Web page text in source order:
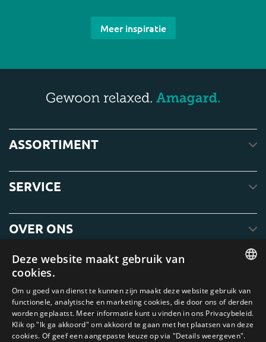
Meer inspiratie
ASSORTIMENT
SERVICE
OVER ONS
DUTCH
GERMAN
Deze website maakt gebruik van
cookies.
Om u goed van dienst te kunnen zijn maakt deze website gebruik van
functionele, analytische en marketing cookies, die door ons of derden
worden geplaatst. Meer informatie kunt u vinden in ons Privacybeleid.
Klik op "Ik ga akkoord" om akkoord te gaan met het plaatsen van deze
cookies. Of geef een aangepaste keuze op via "Details weergeven".